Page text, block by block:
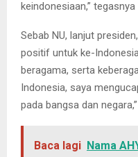
keindonesiaan,” tegasnya
Sebab NU, lanjut
positif untuk ke-
beragama, serta
Indonesia, saya
pada bangsa dan
Baca lagi Nama